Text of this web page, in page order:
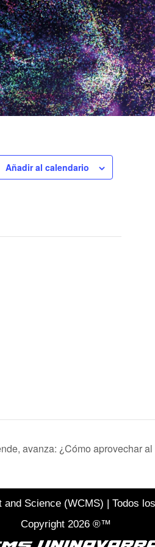
Añadir al calendario
avanza: ¿Cómo aprovechar
Science (WCMS) | Todos
Copyright 2026 ®™